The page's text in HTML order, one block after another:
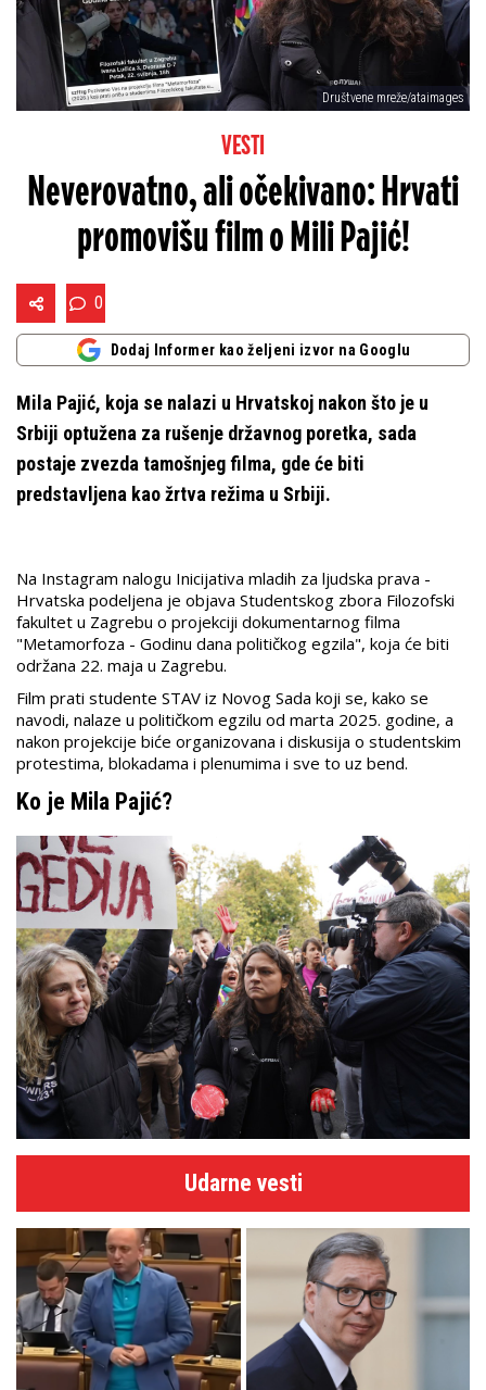
Društvene mreže/ataimages
VESTI
Neverovatno, ali očekivano: Hrvati
promovišu film o Mili Pajić!
0
Dodaj Informer kao željeni izvor na Googlu
Mila Pajić, koja se nalazi u Hrvatskoj nakon što je u
Srbiji optužena za rušenje državnog poretka, sada
postaje zvezda tamošnjeg filma, gde će biti
predstavljena kao žrtva režima u Srbiji.
Na Instagram nalogu Inicijativa mladih za ljudska prava -
Hrvatska podeljena je objava Studentskog zbora Filozofski
fakultet u Zagrebu o projekciji dokumentarnog filma
"Metamorfoza - Godinu dana političkog egzila", koja će biti
održana 22. maja u Zagrebu.
Film prati studente STAV iz Novog Sada koji se, kako se
navodi, nalaze u političkom egzilu od marta 2025. godine, a
nakon projekcije biće organizovana i diskusija o studentskim
protestima, blokadama i plenumima i sve to uz bend.
Ko je Mila Pajić?
Udarne vesti